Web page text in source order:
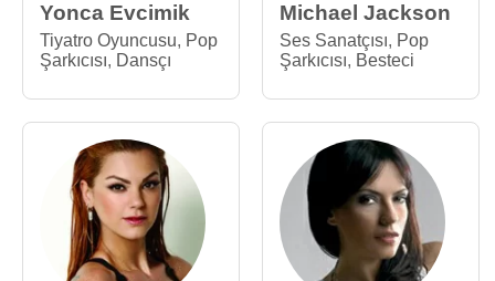
Yonca Evcimik
Tiyatro Oyuncusu, Pop
Şarkıcısı, Dansçı
Michael Jackson
Ses Sanatçısı, Pop
Şarkıcısı, Besteci